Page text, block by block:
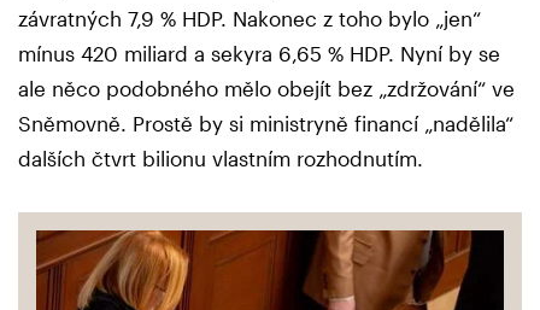
závratných 7,9 % HDP. Nakonec z toho bylo „jen“
mínus 420 miliard a sekyra 6,65 % HDP. Nyní by se
ale něco podobného mělo obejít bez „zdržování“ ve
Sněmovně. Prostě by si ministryně financí „nadělila“
dalších čtvrt bilionu vlastním rozhodnutím.